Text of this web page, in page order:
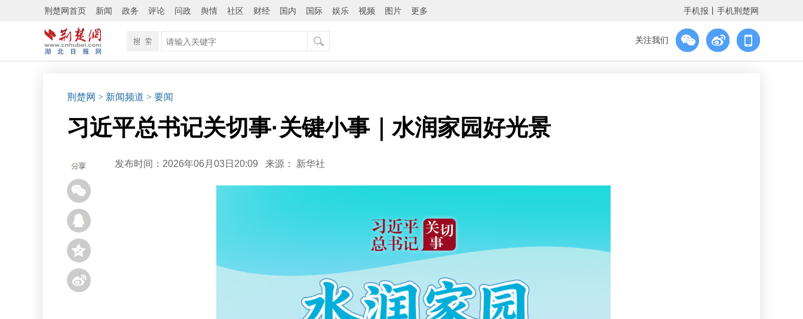
荆楚网首页 新闻 政务 评论 问政 舆情 社区 财经 国内 国际 娱乐 视频 图片 更多 手机报 手机荆楚网
关注我们
荆楚网 > 新闻频道 > 要闻
习近平总书记关切事·关键小事｜水润家园好光景
发布时间：2026年06月03日20:09 来源： 新华社